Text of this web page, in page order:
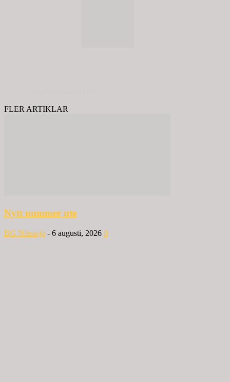
FLER ARTIKLAR
Nytt nummer ute
BG Nilensjö - 6 augusti, 2026 0